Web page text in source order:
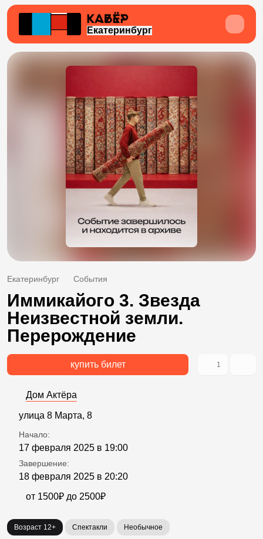
Екатеринбург
Екатеринбург События
Иммикайого 3. Звезда
Неизвестной земли.
Перерождение
купить билет 1
Дом Актёра
улица 8 Марта, 8
Начало:
17 февраля 2025 в 19:00
Завершение:
18 февраля 2025 в 20:20
от 1500₽ до 2500₽
Возраст 12+ Спектакли Необычное